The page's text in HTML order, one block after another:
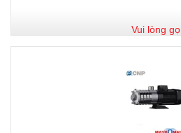
Vui lòng